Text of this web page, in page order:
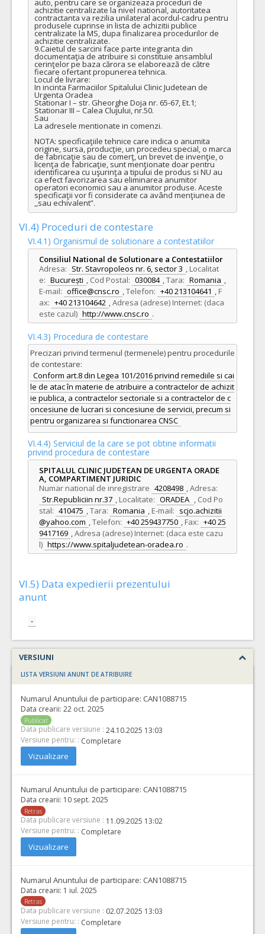
auto, pentru care se organizeaza proceduri de
achizitie centralizate la nivel national, autoritatea
contractanta va rezilia unilateral acordul-cadru pentru
produsele cuprinse in lista de achizitii publice
centralizate la MS, dupa finalizarea procedurilor de
achizitie centralizate.
9.Caietul de sarcini face parte integranta din
documentaţia de atribuire si constituie ansamblul
cerinţelor pe baza cărora se elaborează de către
fiecare ofertant propunerea tehnica.
Locul de livrare:
In incinta Farmaciilor Spitalului Clinic Judetean de
Urgenta Oradea
Stationar I – str. Gheorghe Doja nr. 65-67, Et.1;
Stationar III – Calea Clujului, nr.50.
Sau
La adresele mentionate in comenzi.
NOTA: specificaţiile tehnice care indica o anumita
origine, sursa, producţie, un procedeu special, o marca
de fabricaţie sau de comerţ, un brevet de invenţie, o
licenţa de fabricaţie, sunt menţionate doar pentru
identificarea cu uşurinţa a tipului de produs si NU au
ca efect favorizarea sau eliminarea anumitor
operatori economici sau a anumitor produse. Aceste
specificaţii vor fi considerate ca având menţiunea de
,,sau echivalent”.
VI.4) Proceduri de contestare
VI.4.1) Organismul de solutionare a contestatiilor
Consiliul National de Solutionare a Contestatiilor
Adresa: Str. Stavropoleos nr. 6, sector 3 , Localitat
e: București , Cod Postal: 030084 ,Tara: Romania ,
E-mail: office@cnsc.ro ,Telefon: +40 213104641 , F
ax: +40 213104642 ,Adresa (adrese) Internet: (daca
este cazul) http://www.cnsc.ro .
VI.4.3) Procedura de contestare
Precizari privind termenul (termenele) pentru procedurile
de contestare:
Conform art.8 din Legea 101/2016 privind remediile si cai
le de atac în materie de atribuire a contractelor de achizit
ie publica, a contractelor sectoriale si a contractelor de c
oncesiune de lucrari si concesiune de servicii, precum si
pentru organizarea si functionarea CNSC
VI.4.4) Serviciul de la care se pot obtine informatii
privind procedura de contestare
SPITALUL CLINIC JUDETEAN DE URGENTA ORADE
A, COMPARTIMENT JURIDIC
Numar national de inregistrare 4208498 ,Adresa:
Str.Republiciin nr.37 , Localitate: ORADEA , Cod Po
stal: 410475 ,Tara: Romania , E-mail: scjo.achizitii
@yahoo.com ,Telefon: +40 259437750 , Fax: +40 25
9417169 ,Adresa (adrese) Internet: (daca este cazu
l) https://www.spitaljudetean-oradea.ro .
VI.5) Data expedierii prezentului
anunt
-
VERSIUNI
LISTA VERSIUNI ANUNT DE ATRIBUIRE
Numarul Anuntului de participare: CAN1088715
Data crearii: 22 oct. 2025
Publicat
Data publicare versiune : 24.10.2025 13:03
Versiune pentru: : Completare
Vizualizare
Numarul Anuntului de participare: CAN1088715
Data crearii: 10 sept. 2025
Retras
Data publicare versiune : 11.09.2025 13:02
Versiune pentru: : Completare
Vizualizare
Numarul Anuntului de participare: CAN1088715
Data crearii: 1 iul. 2025
Retras
Data publicare versiune : 02.07.2025 13:03
Versiune pentru: : Completare